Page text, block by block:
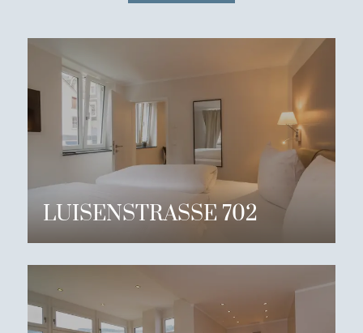
LUISENSTRASSE 702